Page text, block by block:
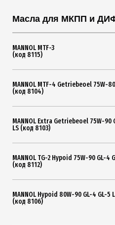
Масла для МКПП и
MANNOL MTF-3
(код 8115)
MANNOL MTF-4 Getriebeoel 75W-
(код 8104)
MANNOL Extra Getriebeoel 75W-90
LS (код 8103)
MANNOL TG-2 Hypoid 75W-90 GL-4
(код 8112)
MANNOL Hypoid 80W-90 GL-4 GL-5
(код 8106)